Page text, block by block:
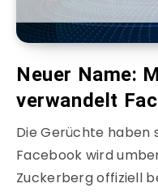
Neuer Name:
verwandelt
Die Gerüchte haben
Facebook wird
Zuckerberg offiziell